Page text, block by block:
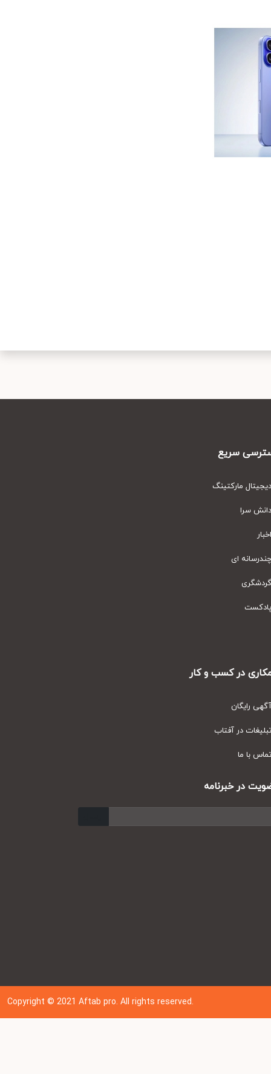
سریع
مارکتینگ
سرا
ای
در کسب و کار
رایگان
در آفتاب
با ما
در خبرنامه
Copyright © 202 1Aftab pro. All rights reserved.